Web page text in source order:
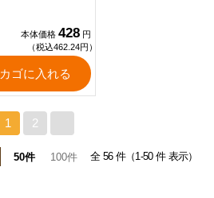
本体価格 428 円
（税込462.24円）
カゴに入れる
1 2
50件 100件 全 56 件（1-50 件 表示）